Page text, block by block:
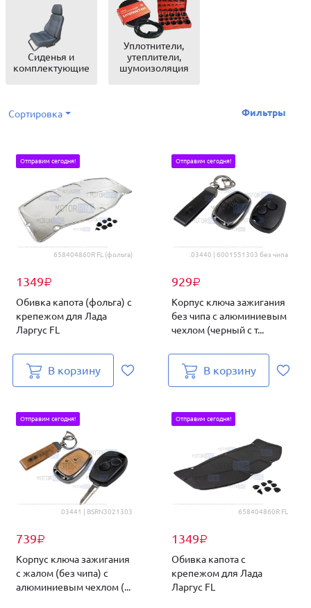
Сиденья и
комплектующие
Уплотнители,
утеплители,
шумоизоляция
Сортировка Фильтры
658404860R FL (фольга)
1349₽
Отправим сегодня!
Обивка капота (фольга) с
крепежом для Лада
Ларгус FL
В корзину
.03440 | 6001551303 без чипа
929₽
Отправим сегодня!
Корпус ключа зажигания
без чипа с алюминиевым
чехлом (черный с т...
В корзину
.03441 | BSRN3021303
739₽
Отправим сегодня!
Корпус ключа зажигания
с жалом (без чипа) с
алюминиевым чехлом (...
658404860R FL
1349₽
Отправим сегодня!
Обивка капота с
крепежом для Лада
Ларгус FL